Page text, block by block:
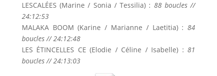
LESCALÉES (Marine / Sonia / Tessilia) : 88 boucles //
24:12:53
MALAKA BOOM (Karine / Marianne / Laetitia) :84
boucles // 24:12:48
LES ÉTINCELLES CE (Elodie / Céline / Isabelle) :81
boucles // 24:13:03